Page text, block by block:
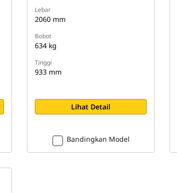
Lebar
2060 mm
Bobot
634 kg
Tinggi
933 mm
Lihat Detail
Bandingkan Model